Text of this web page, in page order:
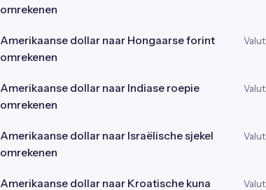
omrekenen
Amerikaanse dollar naar Hongaarse forint
omrekenen
Amerikaanse dollar naar Indiase roepie
omrekenen
Amerikaanse dollar naar Israëlische sjekel
omrekenen
Amerikaanse dollar naar Kroatische kuna